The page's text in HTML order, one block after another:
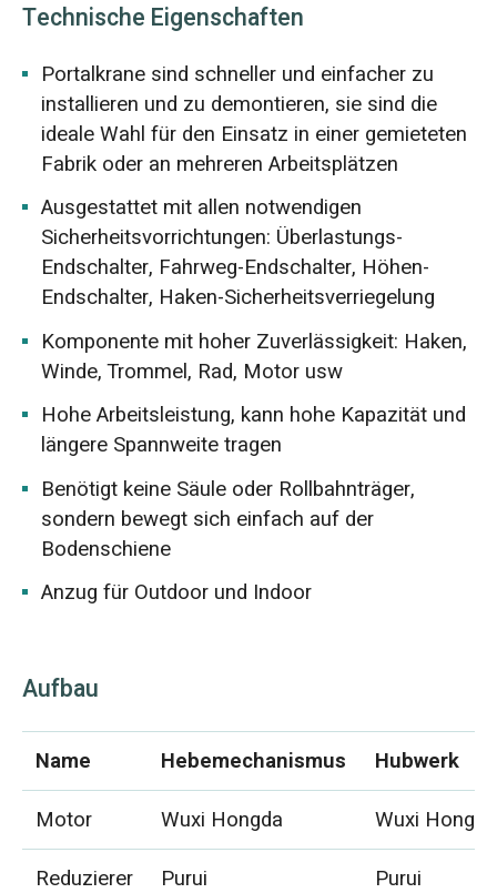
Technische Eigenschaften
Portalkrane sind schneller und einfacher zu
installieren und zu demontieren, sie sind die
ideale Wahl für den Einsatz in einer gemieteten
Fabrik oder an mehreren Arbeitsplätzen
Ausgestattet mit allen notwendigen
Sicherheitsvorrichtungen: Überlastungs-
Endschalter, Fahrweg-Endschalter, Höhen-
Endschalter, Haken-Sicherheitsverriegelung
Komponente mit hoher Zuverlässigkeit: Haken,
Winde, Trommel, Rad, Motor usw
Hohe Arbeitsleistung, kann hohe Kapazität und
längere Spannweite tragen
Benötigt keine Säule oder Rollbahnträger,
sondern bewegt sich einfach auf der
Bodenschiene
Anzug für Outdoor und Indoor
Aufbau
Name Hebemechanismus
Hubwerk
Motor
Wuxi Hongda
Wuxi Hongda
Reduzierer
Purui Purui